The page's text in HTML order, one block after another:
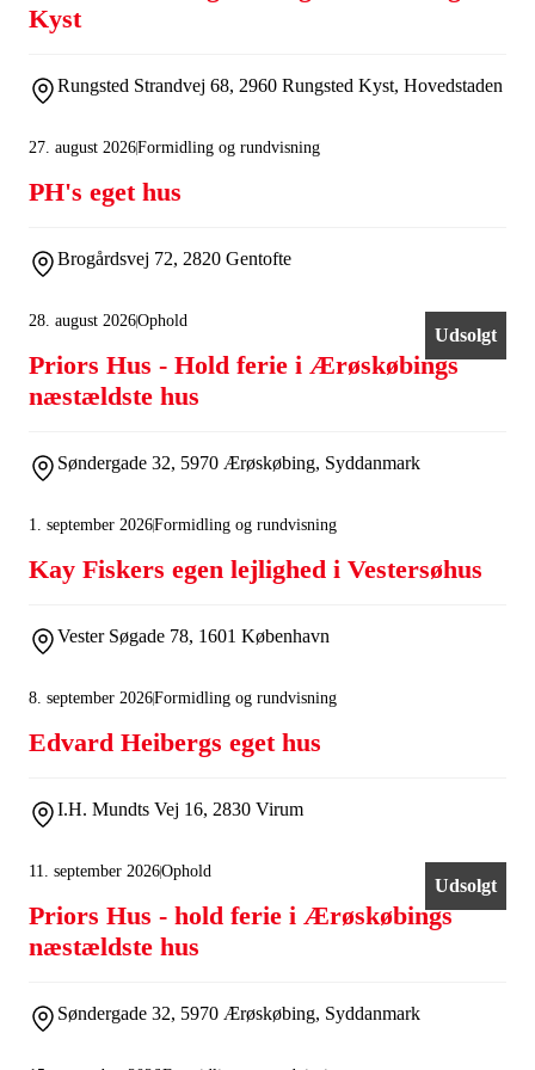
Kyst
Rungsted Strandvej 68, 2960 Rungsted Kyst, Hovedstaden
27. august 2026Formidling og rundvisning
PH's eget hus
Brogårdsvej 72, 2820 Gentofte
Udsolgt
28. august 2026Ophold
Priors Hus - Hold ferie i Ærøskøbings
næstældste hus
Søndergade 32, 5970 Ærøskøbing, Syddanmark
1. september 2026Formidling og rundvisning
Kay Fiskers egen lejlighed i Vestersøhus
Vester Søgade 78, 1601 København
8. september 2026Formidling og rundvisning
Edvard Heibergs eget hus
I.H. Mundts Vej 16, 2830 Virum
Udsolgt
11. september 2026Ophold
Priors Hus - hold ferie i Ærøskøbings
næstældste hus
Søndergade 32, 5970 Ærøskøbing, Syddanmark